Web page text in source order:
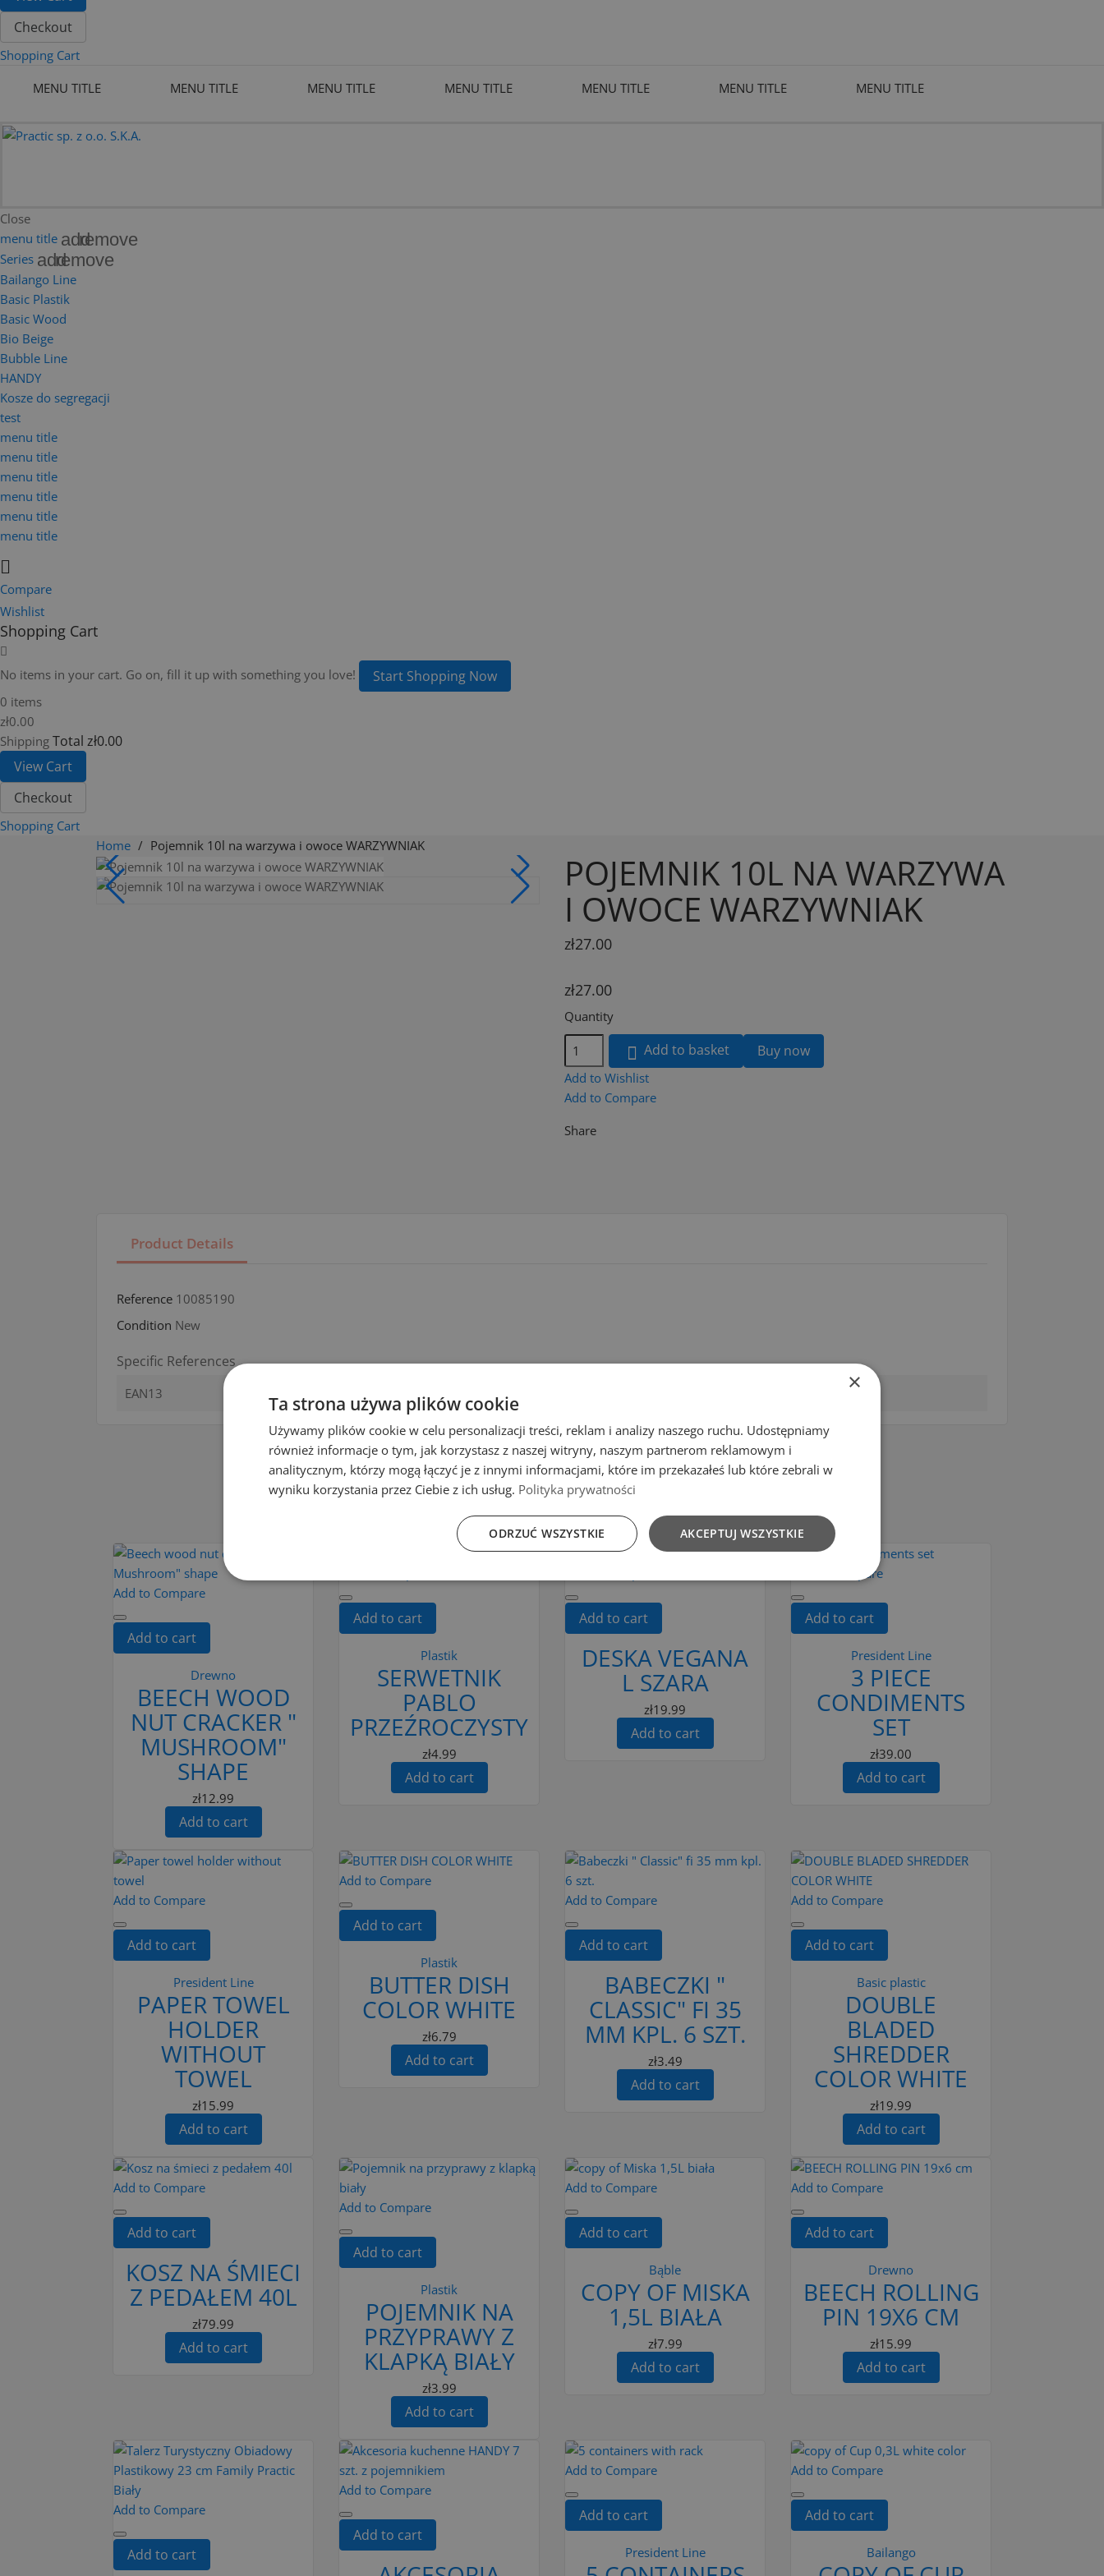
Checkout
Shopping Cart
MENU TITLE
MENU TITLE MENU TITLE MENU TITLE MENU TITLE MENU TITLE MENU TITLE
Close
menu title addremove
Series addremove
Bailango Line
Basic Plastik
Basic Wood
Bio Beige
Bubble Line
HANDY
Kosze do segregacji
test
menu title
menu title
menu title
menu title
menu title
menu title
Compare
Wishlist
Shopping Cart
No items in your cart. Go on, fill it up with something you love! Start Shopping Now
0 items
zł0.00
Shipping Total zł0.00
View Cart
Checkout
Shopping Cart
Home
Pojemnik 10l na warzywa i owoce WARZYWNIAK
POJEMNIK 10L NA WARZYWA
I OWOCE WARZYWNIAK
zł27.00
zł27.00
Quantity
 Add to basket Buy now
Add to Wishlist
Add to Compare
Share
Product Details
Reference 10085190
Condition New
Specific References
EAN13
16 OTHER PRODUCTS IN THE SAME CATEGORY:
Add to Compare
Add to cart
Drewno
BEECH WOOD
NUT CRACKER "
MUSHROOM"
SHAPE
zł12.99
Add to cart
Add to cart
Plastik
SERWETNIK
PABLO
PRZEŹROCZYSTY
zł4.99
Add to cart
Add to cart
DESKA VEGANA
L SZARA
zł19.99
Add to cart
Add to Compare
Add to cart
President Line
3 PIECE
CONDIMENTS
SET
zł39.00
Add to cart
Add to Compare
Add to cart
President Line
PAPER TOWEL
HOLDER
WITHOUT
TOWEL
zł15.99
Add to cart
Add to Compare
Add to cart
Plastik
BUTTER DISH
COLOR WHITE
zł6.79
Add to cart
Add to Compare
Add to cart
BABECZKI "
CLASSIC" FI 35
MM KPL. 6 SZT.
zł3.49
Add to cart
Add to Compare
Add to cart
Basic plastic
DOUBLE
BLADED
SHREDDER
COLOR WHITE
zł19.99
Add to cart
Add to Compare
Add to cart
KOSZ NA ŚMIECI
Z PEDAŁEM 40L
zł79.99
Add to cart
Add to Compare
Add to cart
Plastik
POJEMNIK NA
PRZYPRAWY Z
KLAPKĄ BIAŁY
zł3.99
Add to cart
Add to Compare
Add to cart
Bąble
COPY OF MISKA
1,5L BIAŁA
zł7.99
Add to cart
Add to Compare
Add to cart
Drewno
BEECH ROLLING
PIN 19X6 CM
zł15.99
Add to cart
Add to Compare
Add to cart
Add to Compare
Add to cart
Add to Compare
Add to cart
President Line
Add to Compare
Add to cart
Bailango
×
Ta strona używa plików cookie
Używamy plików cookie w celu personalizacji treści, reklam i analizy naszego ruchu. Udostępniamy
również informacje o tym, jak korzystasz z naszej witryny, naszym partnerom reklamowym i
analitycznym, którzy mogą łączyć je z innymi informacjami, które im przekazałeś lub które zebrali w
wyniku korzystania przez Ciebie z ich usług. Polityka prywatności
AKCEPTUJ WSZYSTKIE
ODRZUĆ WSZYSTKIE